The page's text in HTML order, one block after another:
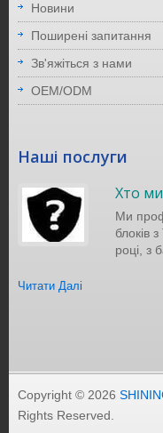
Новини
Поширені запитання
Зв'яжіться з нами
OEM/ODM
Наші послуги
Хто
Ми
блоків
році, з
Читати Далі
Copyright © 2026
Rights Reserved.